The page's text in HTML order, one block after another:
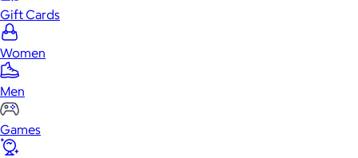
Gift Cards
Women
Men
Games